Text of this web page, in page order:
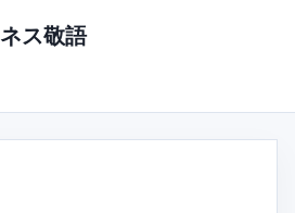
ス敬語